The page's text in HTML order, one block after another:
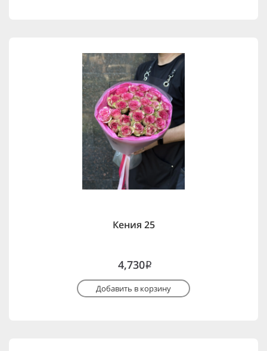
Кения 25
4,730i
Добавить в корзину